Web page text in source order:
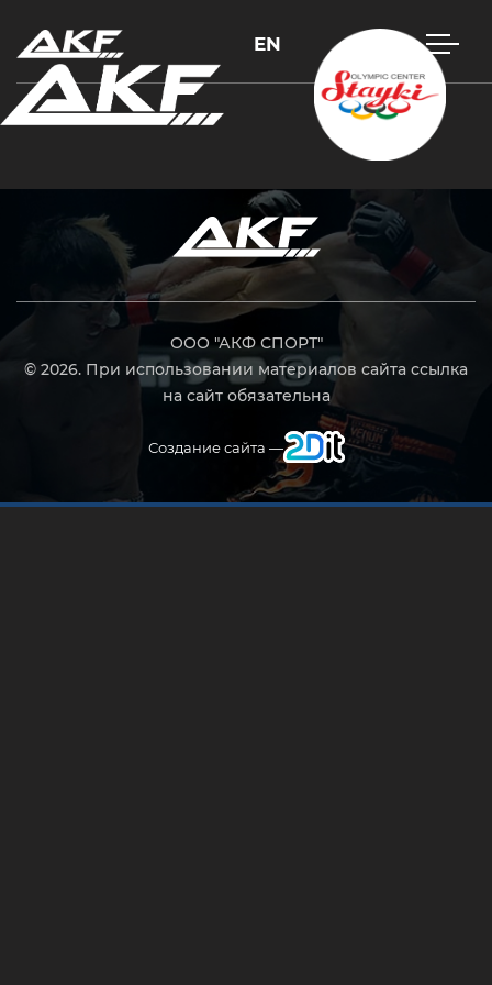
EN
ООО "АКФ СПОРТ"
© 2026. При использовании материалов сайта ссылка
на сайт обязательна
Создание сайта —
Нажмите Enter для поиска или Esc, чтобы закрыть